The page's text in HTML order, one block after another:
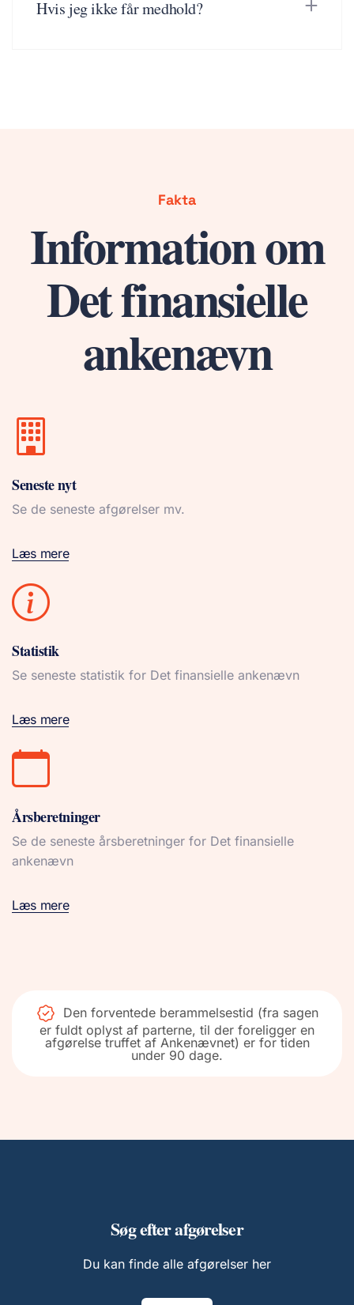
Hvis jeg ikke får medhold?
Fakta
Information om
Det finansielle
ankenævn
Seneste nyt
Se de seneste afgørelser mv.
Læs mere
Statistik
Se seneste statistik for Det finansielle ankenævn
Læs mere
Årsberetninger
Se de seneste årsberetninger for Det finansielle
ankenævn
Læs mere
Den forventede berammelsestid (fra sagen
er fuldt oplyst af parterne, til der foreligger en
afgørelse truffet af Ankenævnet) er for tiden
under 90 dage.
Søg efter afgørelser
Du kan finde alle afgørelser her